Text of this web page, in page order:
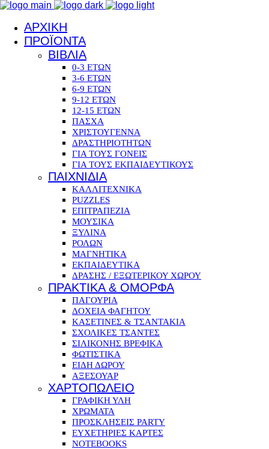
ΑΡΧΙΚΗ
ΠΡΟΪΟΝΤΑ
ΒΙΒΛΙΑ
0-3 ΕΤΩΝ
3-6 ΕΤΩΝ
6-9 ΕΤΩΝ
9-12 ΕΤΩΝ
12-15 ΕΤΩΝ
ΠΑΣΧΑ
ΧΡΙΣΤΟΥΓΕΝΝΑ
ΔΡΑΣΤΗΡΙΟΤΗΤΩΝ
ΓΙΑ ΤΟΥΣ ΓΟΝΕΙΣ
ΓΙΑ ΤΟΥΣ ΕΚΠΑΙΔΕΥΤΙΚΟΥΣ
ΠΑΙΧΝΙΔΙΑ
ΚΑΛΛΙΤΕΧΝΙΚΑ
PUZZLES
ΕΠΙΤΡΑΠΕΖΙΑ
ΜΟΥΣΙΚΑ
ΞΥΛΙΝΑ
ΡΟΛΩΝ
ΜΑΓΝΗΤΙΚΑ
ΕΚΠΑΙΔΕΥΤΙΚΑ
ΔΡΑΣΗΣ / ΕΞΩΤΕΡΙΚΟΥ ΧΩΡΟΥ
ΠΡΑΚΤΙΚΑ & ΟΜΟΡΦΑ
ΠΑΓΟΥΡΙΑ
ΔΟΧΕΙΑ ΦΑΓΗΤΟΥ
ΚΑΣΕΤΙΝΕΣ & ΤΣΑΝΤΑΚΙΑ
ΣΧΟΛΙΚΕΣ ΤΣΑΝΤΕΣ
ΣΙΛΙΚΟΝΗΣ ΒΡΕΦΙΚΑ
ΦΩΤΙΣΤΙΚΑ
ΕΙΔΗ ΔΩΡΟΥ
ΑΞΕΣΟΥΑΡ
ΧΑΡΤΟΠΩΛΕΙΟ
ΓΡΑΦΙΚΗ ΥΛΗ
ΧΡΩΜΑΤΑ
ΠΡΟΣΚΛΗΣΕΙΣ PARTY
ΕΥΧΕΤΗΡΙΕΣ ΚΑΡΤΕΣ
NOTEBOOKS